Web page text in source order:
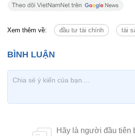
Xem thêm về: đầu tư tài chính tài